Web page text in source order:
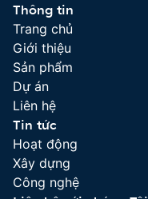
Thông tin
Trang chủ
Giới thiệu
Sản phẩm
Dự án
Liên hệ
Tin tức
Hoạt động
Xây dựng
Công nghệ